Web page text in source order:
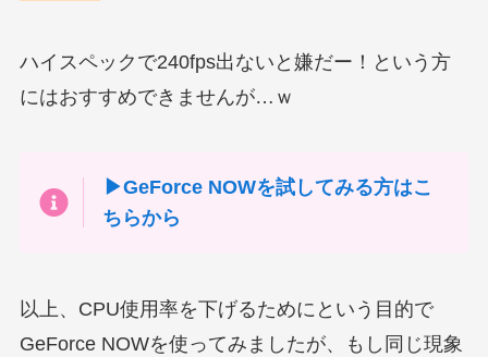
ハイスペックで240fps出ないと嫌だー！という方
にはおすすめできませんが…ｗ
▶GeForce NOWを試してみる方はこ
ちらから
以上、CPU使用率を下げるためにという目的で
GeForce NOWを使ってみましたが、もし同じ現象